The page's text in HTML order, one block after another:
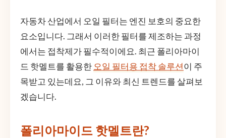
자동차 산업에서 오일 필터는 엔진 보호의 중요한
요소입니다. 그래서 이러한 필터를 제조하는 과정
에서는 접착제가 필수적이에요. 최근 폴리아마이
드 핫멜트를 활용한 오일 필터용 접착 솔루션이 주
목받고 있는데요, 그 이유와 최신 트렌드를 살펴보
겠습니다.
폴리아마이드 핫멜트란?